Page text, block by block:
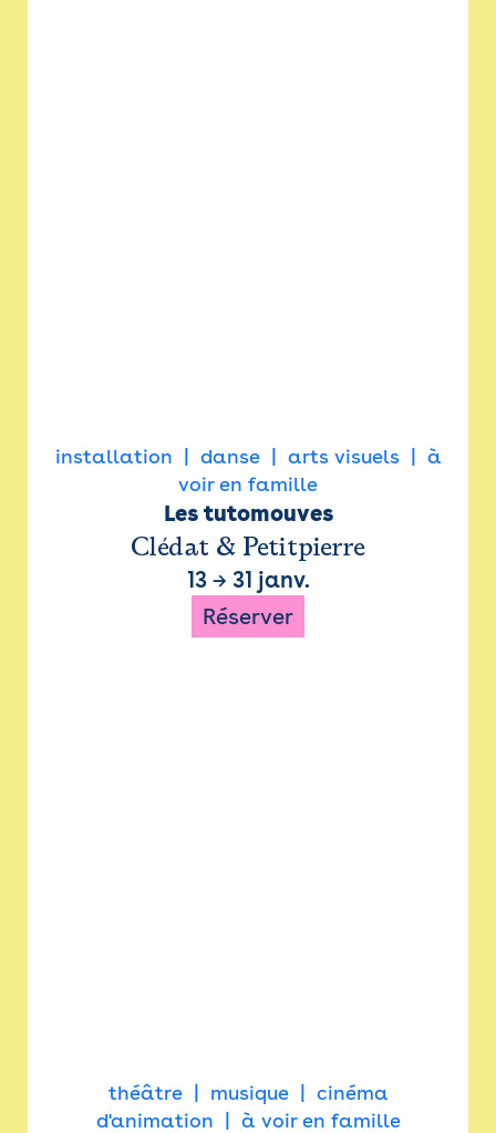
installation danse arts visuels
à
voir en famille
Les tutomouves
Clédat & Petitpierre
13→ 31 janv.
Réserver
théâtre musique
cinéma
d'animation
à voir en famille